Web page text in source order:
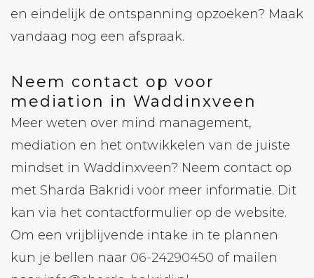
en eindelijk de ontspanning opzoeken? Maak
vandaag nog een afspraak.
Neem contact op voor
mediation in Waddinxveen
Meer weten over mind management,
mediation en het ontwikkelen van de juiste
mindset in Waddinxveen? Neem contact op
met Sharda Bakridi voor meer informatie. Dit
kan via het contactformulier op de website.
Om een vrijblijvende intake in te plannen
kun je bellen naar 06-24290450 of mailen